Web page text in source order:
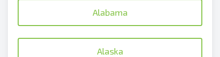
Alabama
Alaska